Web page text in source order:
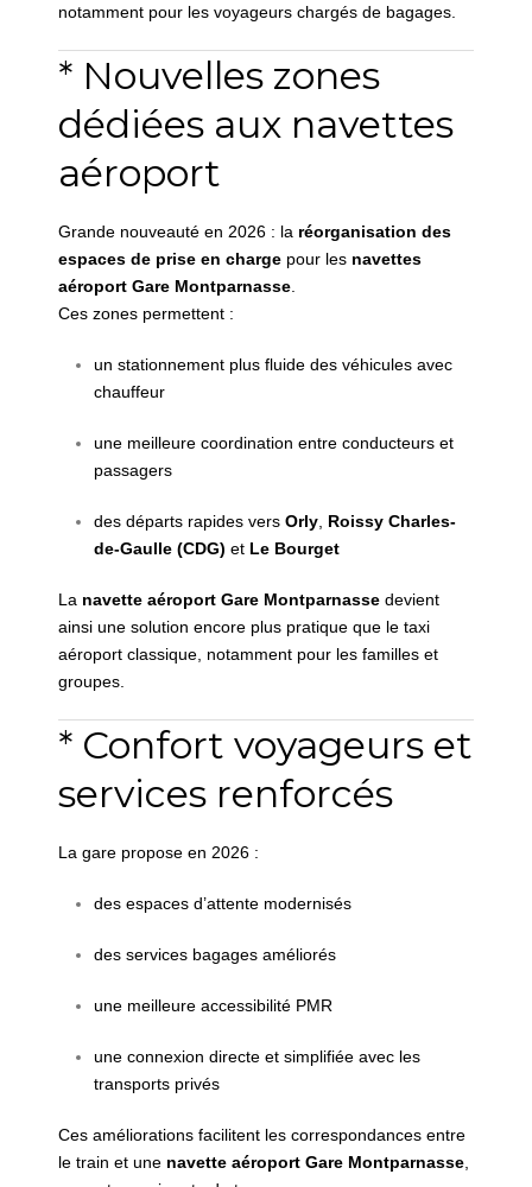
notamment pour les voyageurs chargés de bagages.
* Nouvelles zones
dédiées aux navettes
aéroport
Grande nouveauté en 2026 : la réorganisation des
espaces de prise en charge pour les navettes
aéroport Gare Montparnasse
Ces zones permettent :
un stationnement plus fluide des véhicules avec
chauffeur
une meilleure coordination entre conducteurs et
passagers
des départs rapides vers Orly Roissy Charles-
de-Gaulle (CDG) et Le Bourget
La navette aéroport Gare Montparnasse devient
ainsi une solution encore plus pratique que le taxi
aéroport classique, notamment pour les familles et
groupes.
* Confort voyageurs et
services renforcés
La gare propose en 2026 :
des espaces d’attente modernisés
des services bagages améliorés
une meilleure accessibilité PMR
une connexion directe et simplifiée avec les
transports privés
Ces améliorations facilitent les correspondances entre
le train et une navette aéroport Gare Montparnasse